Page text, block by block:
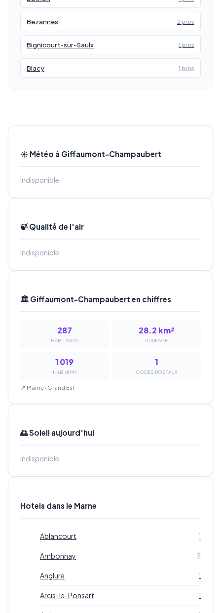
Bezannes 2 pros
Bignicourt-sur-Saulx 1 pros
Blacy 1 pros
☀️ Météo à Giffaumont-Champaubert
Indisponible
🍃 Qualité de l'air
Indisponible
🏛️ Giffaumont-Champaubert en chiffres
287
HABITANTS
28.2 km²
SURFACE
1 019
HAB./KM²
1
CODES POSTAUX
📍 Marne · Grand Est
🌅 Soleil aujourd'hui
Indisponible
Hotels dans le Marne
Ablancourt 1
Ambonnay 2
Anglure 1
Arcis-le-Ponsart 1